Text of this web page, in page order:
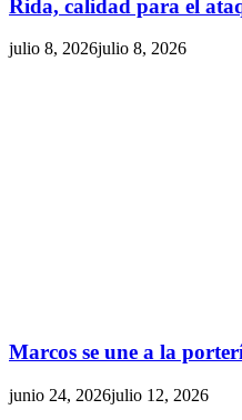
Rida, calidad para el
julio 8, 2026julio 8, 2026
Marcos se une a la
junio 24, 2026julio 12, 2026